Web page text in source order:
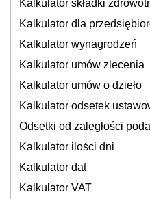
Kalkulator składki
Kalkulator dla
Kalkulator wynagrodzeń
Kalkulator umów zlecenia
Kalkulator umów o dzieło
Kalkulator odsetek
Odsetki od zaległości
Kalkulator ilości dni
Kalkulator dat
Kalkulator VAT